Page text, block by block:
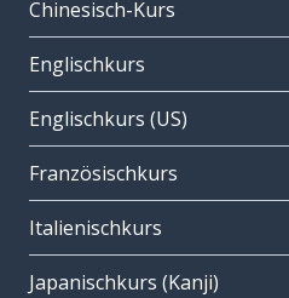
Chinesisch-Kurs
Englischkurs
Englischkurs (US)
Französischkurs
Italienischkurs
Japanischkurs (Kanji)